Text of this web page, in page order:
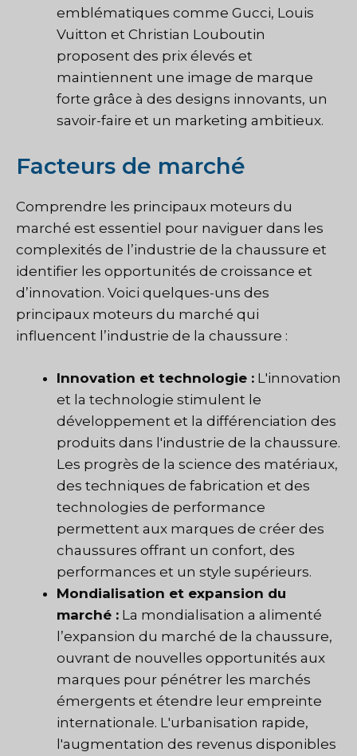
emblématiques comme Gucci, Louis
Vuitton et Christian Louboutin
proposent des prix élevés et
maintiennent une image de marque
forte grâce à des designs innovants, un
savoir-faire et un marketing ambitieux.
Facteurs de marché
Comprendre les principaux moteurs du
marché est essentiel pour naviguer dans les
complexités de l’industrie de la chaussure et
identifier les opportunités de croissance et
d’innovation. Voici quelques-uns des
principaux moteurs du marché qui
influencent l’industrie de la chaussure :
Innovation et technologie : L'innovation
et la technologie stimulent le
développement et la différenciation des
produits dans l'industrie de la chaussure.
Les progrès de la science des matériaux,
des techniques de fabrication et des
technologies de performance
permettent aux marques de créer des
chaussures offrant un confort, des
performances et un style supérieurs.
Mondialisation et expansion du
marché : La mondialisation a alimenté
l’expansion du marché de la chaussure,
ouvrant de nouvelles opportunités aux
marques pour pénétrer les marchés
émergents et étendre leur empreinte
internationale. L'urbanisation rapide,
l'augmentation des revenus disponibles